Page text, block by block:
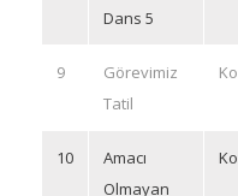
Dans 5
9
Görevimiz
Tatil
10
Amacı
Olmayan